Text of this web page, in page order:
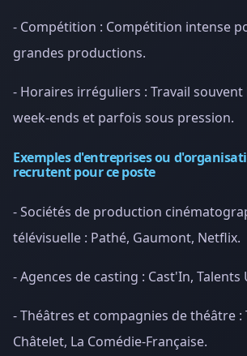
- Compétition : Compétition intense
grandes productions.
- Horaires irréguliers : Travail souvent
week-ends et parfois sous pression.
Exemples d'entreprises ou
recrutent pour ce poste
- Sociétés de production
télévisuelle : Pathé, Gaumont, Netflix.
- Agences de casting : Cast'In, Talents
- Théâtres et compagnies de théâtre :
Châtelet, La Comédie-Française.